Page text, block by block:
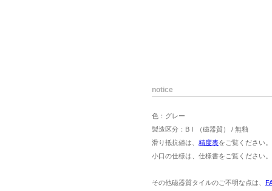
notice
色：グレー
製造区分：BⅠ（磁器質） / 無釉
滑り抵抗値は、 精度表をご覧ください。
小口の仕様は、仕様書をご覧ください。
その他磁器質タイルのご不明な点は、